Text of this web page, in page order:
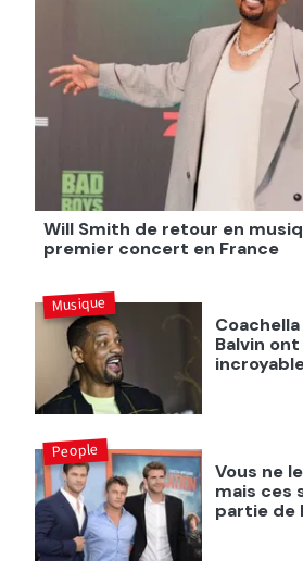
Will Smith de retour en
premier concert en France
Balvin
Musique
Vous ne
mais ces
partie de
People